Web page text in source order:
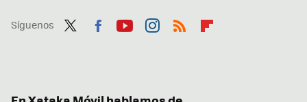
Síguenos